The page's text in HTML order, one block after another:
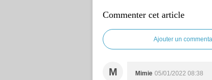
Commenter cet article
Ajouter un
M Mimie 05/01/2022 08:38